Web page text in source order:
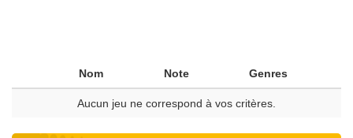
Nom Note Genres
Aucun jeu ne correspond à vos critères.